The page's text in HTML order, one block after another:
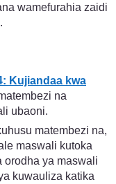
wamefurahia zaidi
Kujiandaa kwa
na
ubaoni.
matembezi na,
maswali kutoka
orodha ya maswali
kuwauliza katika